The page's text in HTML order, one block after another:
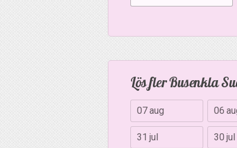
Lös fler Busenkla
07 aug 06
31 jul 30 jul